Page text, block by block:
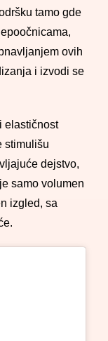
tamo gde
ovih
i izvodi se
elastičnost
stimulišu
dejstvo,
samo volumen
izgled, sa